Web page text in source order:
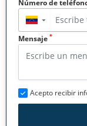
Número de
▼
Mensaje *
Acepto recibir